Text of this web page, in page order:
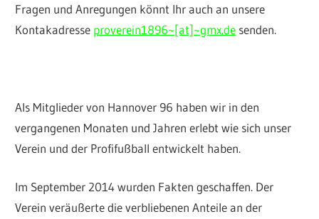
Fragen und Anregungen könnt Ihr auch an unsere
Kontakadresse proverein1896~[at]~gmx.de senden.
Als Mitglieder von Hannover 96 haben wir in den
vergangenen Monaten und Jahren erlebt wie sich unser
Verein und der Profifußball entwickelt haben.
Im September 2014 wurden Fakten geschaffen. Der
Verein veräußerte die verbliebenen Anteile an der